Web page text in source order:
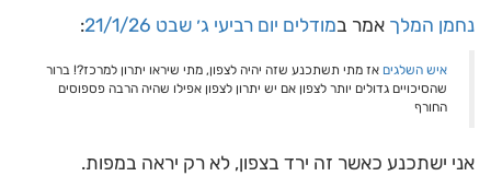
נחמן המלך אמר במודלים יום רביעי ג׳ שבט 21/1/26 :
איש השלגים אז מתי תשתכנע שזה יהיה לצפון, מתי שיראו יתרון למרכז?! ברור
שהסיכויים גדולים יותר לצפון אם יש יתרון לצפון אפילו שהיה הרבה פספוסים
החורף
אני ישתכנע כאשר זה ירד בצפון, לא רק יראה במפות.